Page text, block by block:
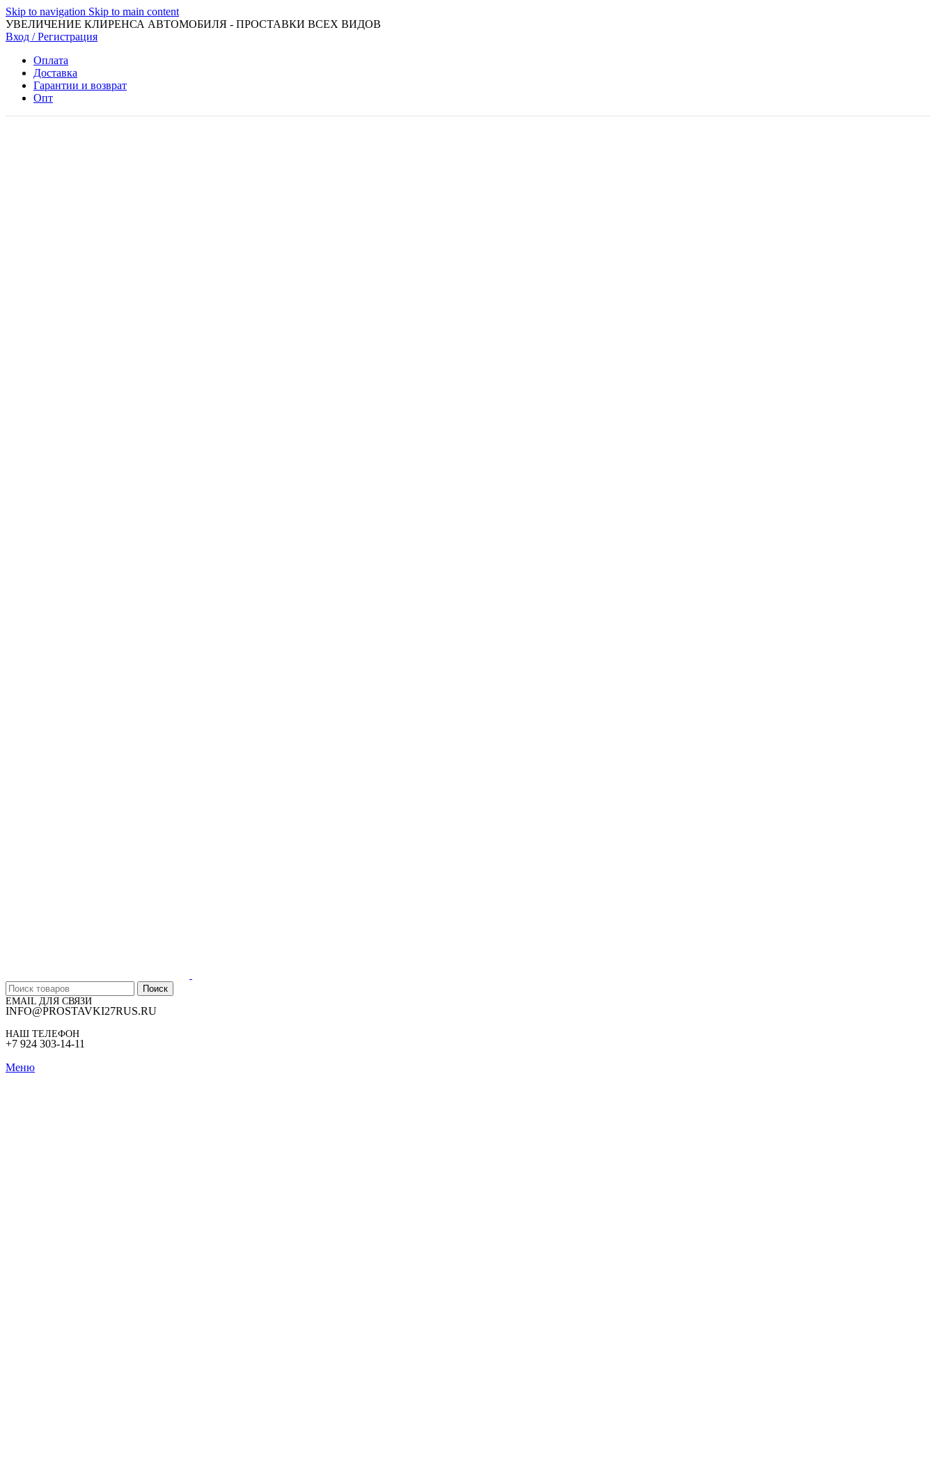
Skip to navigation Skip to main content
УВЕЛИЧЕНИЕ КЛИРЕНСА АВТОМОБИЛЯ - ПРОСТАВКИ ВСЕХ ВИДОВ
Вход / Регистрация
Оплата
Доставка
Гарантии и возврат
Опт
Поиск
EMAIL ДЛЯ СВЯЗИ
INFO@PROSTAVKI27RUS.RU
НАШ ТЕЛЕФОН
+7 924 303-14-11
Меню